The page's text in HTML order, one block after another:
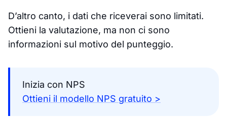
D’altro canto, i dati che riceverai sono limitati.
Ottieni la valutazione, ma non ci sono
informazioni sul motivo del punteggio.
Inizia con NPS
Ottieni il modello NPS gratuito >